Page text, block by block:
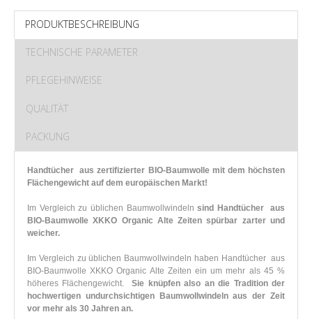
PRODUKTBESCHREIBUNG
TECHNISCHE PARAMETER
PFLEGEHINWEISE
QUALITÄT
PACKUNG
Handtücher aus zertifizierter BIO-Baumwolle mit dem höchsten
Flächengewicht auf dem europäischen Markt!
Im Vergleich zu üblichen Baumwollwindelnsind Handtücher
aus
BIO-Baumwolle XKKO Organic Alte Zeiten spürbar zarter und
weicher.
Im Vergleich zu üblichen Baumwollwindeln haben Handtücher aus
BIO-Baumwolle XKKO Organic Alte Zeiten ein um mehr als 45 %
höheres Flächengewicht.Sie knüpfen also an die Tradition der
hochwertigen undurchsichtigen Baumwollwindeln aus der Zeit
vor mehr als 30 Jahren an.